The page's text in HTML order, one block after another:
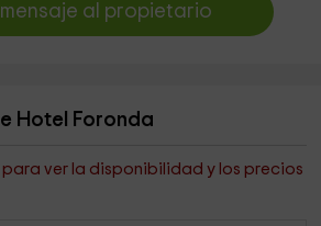
mensaje al propietario
Hotel Foronda
para ver la disponibilidad y los precios